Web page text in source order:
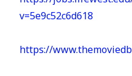
v=5e9c52c6d618
https://